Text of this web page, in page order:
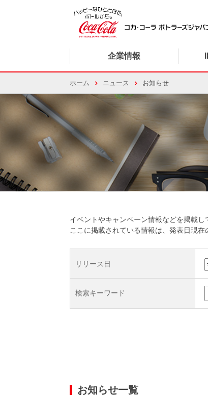
企業情報
ホーム ニュース お知らせ
イベントやキャンペーン情報などを掲載し
ここに掲載されている情報は、発表日現
リリース日
検索キーワード
お知らせ一覧